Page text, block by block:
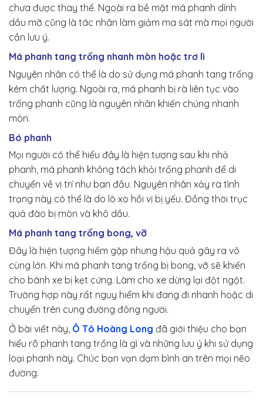
chưa được thay thế. Ngoài ra bề mặt má phanh dính
dầu mỡ cũng là tác nhân làm giảm ma sát mà mọi người
cần lưu ý.
Má phanh tang trống nhanh mòn hoặc trơ lì
Nguyên nhân có thể là do sử dụng má phanh tang trống
kém chất lượng. Ngoài ra, má phanh bị rà liên tục vào
trống phanh cũng là nguyên nhân khiến chúng nhanh
mòn.
Bó phanh
Mọi người có thể hiểu đây là hiện tượng sau khi nhả
phanh, má phanh không tách khỏi trống phanh để di
chuyển về vị trí như ban đầu. Nguyên nhân xảy ra tình
trạng này có thể là do lò xo hồi vị bị yếu. Đồng thời trục
quả đào bị mòn và khô dầu.
Má phanh tang trống bong, vỡ
Đây là hiện tượng hiếm gặp nhưng hậu quả gây ra vô
cùng lớn. Khi má phanh tang trống bị bong, vỡ sẽ khiến
cho bánh xe bị kẹt cứng. Làm cho xe dừng lại đột ngột.
Trường hợp này rất nguy hiểm khi đang đi nhanh hoặc di
chuyển trên cung đường đông người.
Ở bài viết này, Ô Tô Hoàng Long đã giới thiệu cho bạn
hiểu rõ phanh tang trống là gì và những lưu ý khi sử dụng
loại phanh này. Chúc bạn vạn dạm bình an trên mọi nẽo
đường.